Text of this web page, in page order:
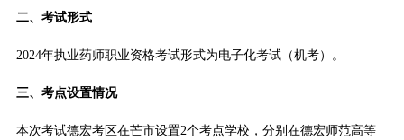
二、考试形式
2024年执业药师职业资格考试形式为电子化考试（机考）。
三、考点设置情况
本次考试德宏考区在芒市设置2个考点学校，分别在德宏师范高等